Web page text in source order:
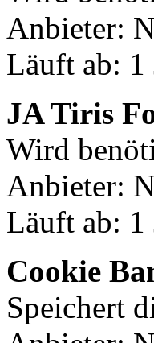
Anbieter:
Läuft ab: 1
JA Tiris
Wird
Anbieter:
Läuft ab: 1
Cookie
Speichert